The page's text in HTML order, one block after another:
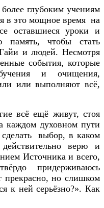
глубоким учениям
в это мощное время на
оставшиеся уроки и
память, чтобы стать
и людей. Несмотря
события, которые
и очищения,
или выполняют всё,
всё ещё живут, стоя
каждом духовном пути
выбор, в каком
верю и
Источника и всего,
придерживаюсь
прекрасно, но слишком
к ней серьёзно?». Как